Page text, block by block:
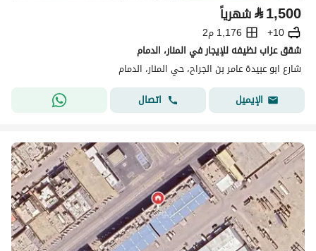
⃁1,500 شهرياً
10+
1,176 م2
شقق عزاب نظيفه للإيجار في المنار، الدمام
شارع ابو عبيدة عامر بن الجراح، حي المنار، الدمام
الإيميل
اتصال